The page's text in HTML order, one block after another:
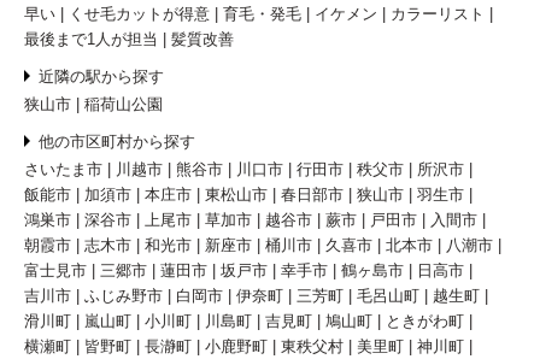
早い
くせ毛カットが得意 育毛・発毛 イケメン
カラーリスト
最後まで1人が担当
髪質改善
近隣の駅から探す
狭山市
稲荷山公園
他の市区町村から探す
さいたま市
川越市 熊谷市 川口市 行田市 秩父市
所沢市
飯能市
加須市 本庄市 東松山市 春日部市 狭山市
羽生市
鴻巣市
深谷市 上尾市 草加市 越谷市 蕨市 戸田市
入間市
朝霞市
志木市 和光市 新座市 桶川市 久喜市 北本市
八潮市
富士見市
三郷市 蓮田市 坂戸市 幸手市 鶴ヶ島市
日高市
吉川市
ふじみ野市 白岡市 伊奈町 三芳町 毛呂山町
越生町
滑川町
嵐山町 小川町 川島町 吉見町 鳩山町
ときがわ町
横瀬町
皆野町 長瀞町 小鹿野町 東秩父村 美里町
神川町